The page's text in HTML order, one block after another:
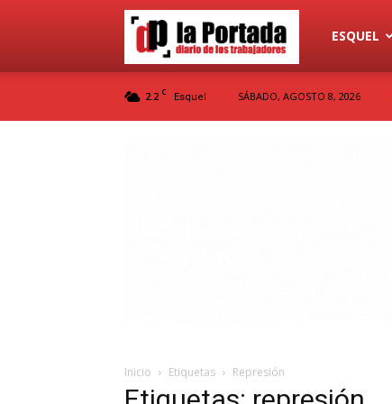
Diario
ESQUEL
2.2 C Esquel SÁBADO, AGOSTO 8, 2026
Inicio Etiquetas Represión